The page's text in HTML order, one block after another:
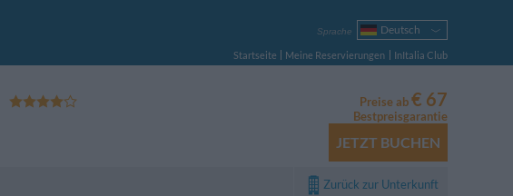
Sprache
Deutsch
Italiano
English
Español
Русский
Português
Polski
Startseite Meine Reservierungen
InItalia Club
Preise ab€ 67
Bestpreisgarantie
JETZT BUCHEN
Zurück zur Unterkunft